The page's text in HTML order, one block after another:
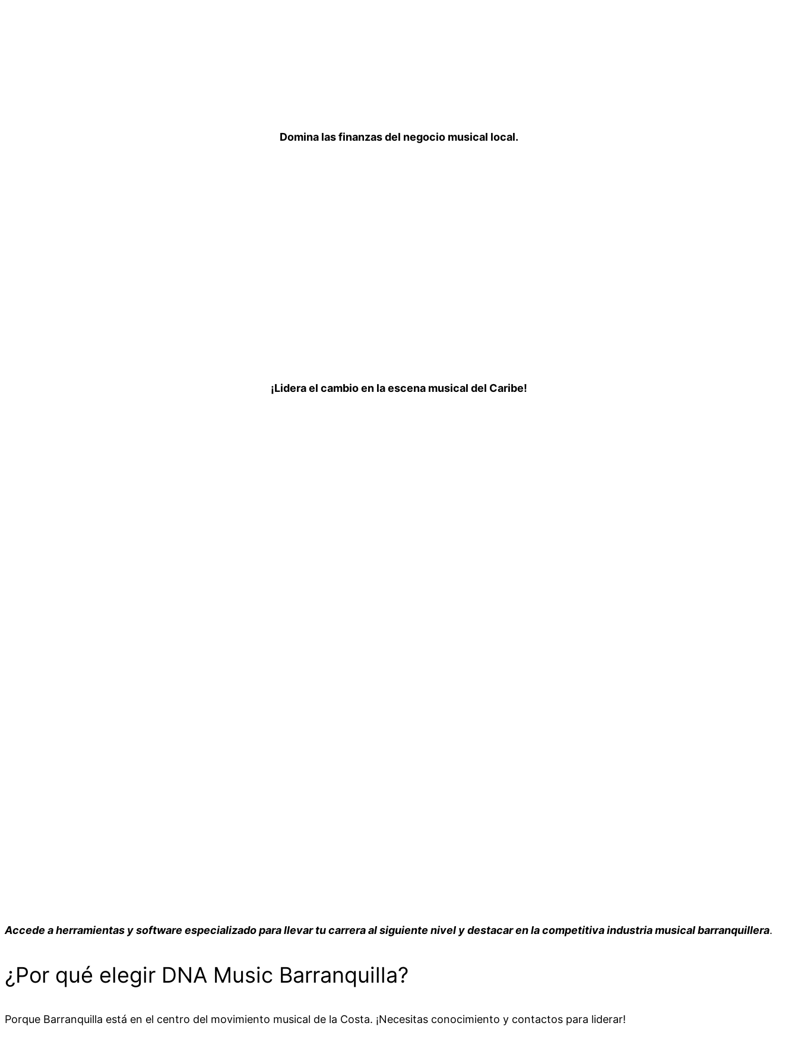
Domina las finanzas del negocio musical local.
¡Lidera el cambio en la escena musical del Caribe!
Accede a herramientas y software especializado para llevar tu carrera al siguiente nivel y destacar en la competitiva industria musical barranquillera.
¿Por qué elegir DNA Music Barranquilla?
Porque Barranquilla está en el centro del movimiento musical de la Costa. ¡Necesitas conocimiento y contactos para liderar!